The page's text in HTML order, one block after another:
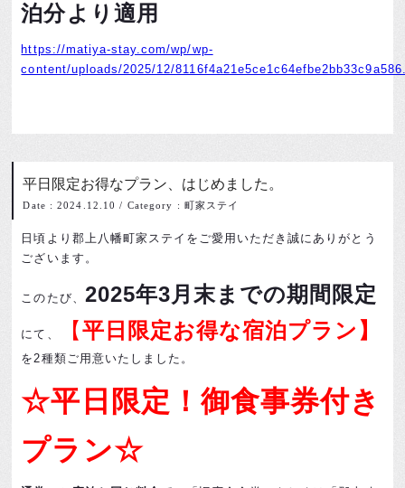
泊分より適用
https://matiya-stay.com/wp/wp-
content/uploads/2025/12/
平日限定お得なプラン、はじめました。
Date : 2024.12.10 / Category : 町家ステイ
日頃より郡上八幡町家ステイをご愛用いただき誠にありがとう
ございます。
このたび、 2025年3月末までの期間限定
にて、 【平日限定お得な宿泊プラン】
を2種類ご用意いたしました。
☆平日限定！御食事券付き
プラン☆